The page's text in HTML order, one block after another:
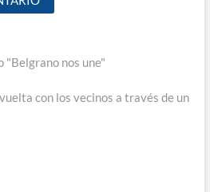
nos une"
con los vecinos a través de un